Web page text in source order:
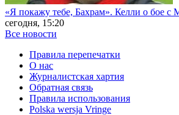
«Я покажу тебе, Бахрам». Келли о бое с
сегодня, 15:20
Все новости
Правила перепечатки
О нас
Журналистская хартия
Обратная связь
Правила использования
Polska wersja Vringe